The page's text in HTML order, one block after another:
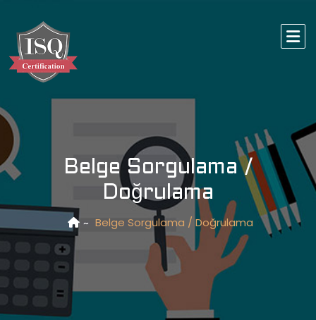
Belge Sorgulama /
Doğrulama
Belge Sorgulama / Doğrulama